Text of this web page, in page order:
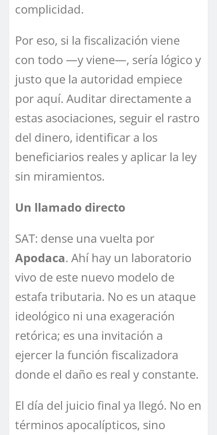
complicidad.
Por eso, si la fiscalización viene
con todo —y viene—, sería lógico y
justo que la autoridad empiece
por aquí. Auditar directamente a
estas asociaciones, seguir el rastro
del dinero, identificar a los
beneficiarios reales y aplicar la ley
sin miramientos.
Un llamado directo
SAT: dense una vuelta por
Apodaca. Ahí hay un laboratorio
vivo de este nuevo modelo de
estafa tributaria. No es un ataque
ideológico ni una exageración
retórica; es una invitación a
ejercer la función fiscalizadora
donde el daño es real y constante.
El día del juicio final ya llegó. No en
términos apocalípticos, sino